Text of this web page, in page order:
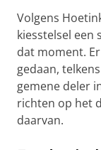
Volgens
kiesstelsel een
dat moment.
gedaan,
gemene deler
richten op het
daarvan.